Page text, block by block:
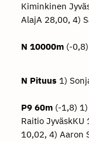
Kiminkinen
AlajA 28,00, 4)
N 10000m(-0,8)
N Pituus 1)
P9 60m(-1,8) 1)
Raitio
10,02, 4) Aaron